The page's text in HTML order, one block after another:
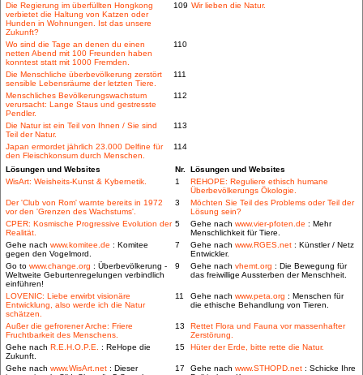
Die Regierung im überfüllten Hongkong
verbietet die Haltung von Katzen oder
Hunden in Wohnungen. Ist das unsere
Zukunft?
109 Wir lieben die Natur.
Wo sind die Tage an denen du einen
netten Abend mit 100 Freunden haben
konntest statt mit 1000 Fremden.
110
Die Menschliche überbevölkerung zerstört
sensible Lebensräume der letzten Tiere.
111
Menschliches Bevölkerungswachstum
verursacht: Lange Staus und gestresste
Pendler.
112
Die Natur ist ein Teil von Ihnen / Sie sind
Teil der Natur.
113
Japan ermordet jährlich 23.000 Delfine für
den Fleischkonsum durch Menschen.
114
Lösungen und Websites Nr. Lösungen und Websites
WisArt: Weisheits-Kunst & Kybernetik.
1
REHOPE: Reguliere ethisch humane
Überbevölkerungs Ökologie.
Der 'Club von Rom' warnte bereits in 1972
vor den 'Grenzen des Wachstums'.
3
Möchten Sie Teil des Problems oder Teil der
Lösung sein?
CPER: Kosmische Progressive Evolution der
Realität.
5 Gehe nach www.vier-pfoten.de : Mehr
Menschlichkeit für Tiere.
Gehe nach www.komitee.de : Komitee
gegen den Vogelmord.
7 Gehe nach www.RGES.net : Künstler / Netz
Entwickler.
Go to www.change.org : Überbevölkerung -
Weltweite Geburtenregelungen verbindlich
einführen!
9 Gehe nach vhemt.org : Die Bewegung für
das freiwillige Aussterben der Menschheit.
LOVENIC: Liebe erwirbt visionäre
Entwicklung, also werde ich die Natur
schätzen.
11 Gehe nach www.peta.org : Menschen für
die ethische Behandlung von Tieren.
Außer die gefrorener Arche: Friere
Fruchtbarkeit des Menschens.
13
Rettet Flora und Fauna vor massenhafter
Zerstörung.
Gehe nach R.E.H.O.P.E. : ReHope die
Zukunft.
15 Hüter der Erde, bitte rette die Natur.
Gehe nach www.WisArt.net : Dieser
17 Gehe nach www.STHOPD.net : Schicke Ihre